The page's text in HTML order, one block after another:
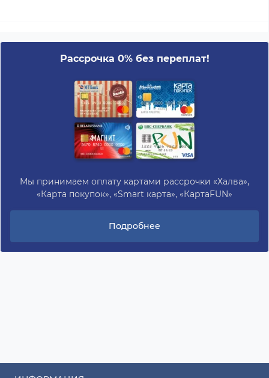
Рассрочка 0% без переплат!
Мы принимаем оплату картами рассрочки «Халва»,
«Карта покупок», «Smart карта», «КартаFUN»
Подробнее